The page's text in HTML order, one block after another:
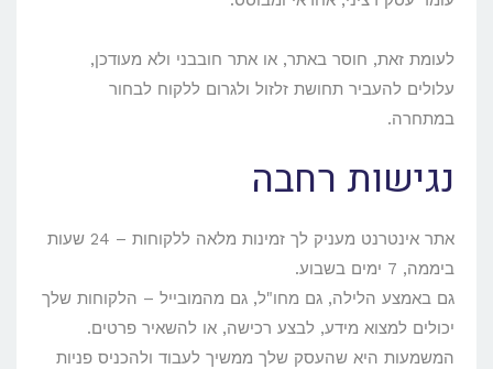
לעומת זאת, חוסר באתר, או אתר חובבני ולא מעודכן,
עלולים להעביר תחושת זלזול ולגרום ללקוח לבחור
במתחרה.
נגישות רחבה
אתר אינטרנט מעניק לך זמינות מלאה ללקוחות – 24 שעות
ביממה, 7 ימים בשבוע.
גם באמצע הלילה, גם מחו"ל, גם מהמובייל – הלקוחות שלך
יכולים למצוא מידע, לבצע רכישה, או להשאיר פרטים.
המשמעות היא שהעסק שלך ממשיך לעבוד ולהכניס פניות